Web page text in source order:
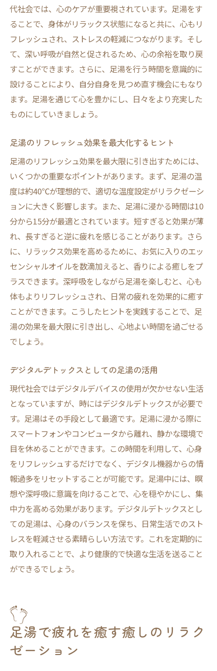
代社会では、心のケアが重要視されています。足湯をす
ることで、身体がリラックス状態になると共に、心もリ
フレッシュされ、ストレスの軽減につながります。そし
て、深い呼吸が自然と促されるため、心の余裕を取り戻
すことができます。さらに、足湯を行う時間を意識的に
設けることにより、自分自身を見つめ直す機会にもなり
ます。足湯を通じて心を豊かにし、日々をより充実した
ものにしていきましょう。
足湯のリフレッシュ効果を最大化するヒント
足湯のリフレッシュ効果を最大限に引き出すためには、
いくつかの重要なポイントがあります。まず、足湯の温
度は約40℃が理想的で、適切な温度設定がリラクゼーシ
ョンに大きく影響します。また、足湯に浸かる時間は10
分から15分が最適とされています。短すぎると効果が薄
れ、長すぎると逆に疲れを感じることがあります。さら
に、リラックス効果を高めるために、お気に入りのエッ
センシャルオイルを数滴加えると、香りによる癒しをプ
ラスできます。深呼吸をしながら足湯を楽しむと、心も
体もよりリフレッシュされ、日常の疲れを効果的に癒す
ことができます。こうしたヒントを実践することで、足
湯の効果を最大限に引き出し、心地よい時間を過ごせる
でしょう。
デジタルデトックスとしての足湯の活用
現代社会ではデジタルデバイスの使用が欠かせない生活
となっていますが、時にはデジタルデトックスが必要で
す。足湯はその手段として最適です。足湯に浸かる際に
スマートフォンやコンピュータから離れ、静かな環境で
目を休めることができます。この時間を利用して、心身
をリフレッシュするだけでなく、デジタル機器からの情
報過多をリセットすることが可能です。足湯中には、瞑
想や深呼吸に意識を向けることで、心を穏やかにし、集
中力を高める効果があります。デジタルデトックスとし
ての足湯は、心身のバランスを保ち、日常生活でのスト
レスを軽減させる素晴らしい方法です。これを定期的に
取り入れることで、より健康的で快適な生活を送ること
ができるでしょう。
足湯で疲れを癒す癒しのリラク
ゼーション